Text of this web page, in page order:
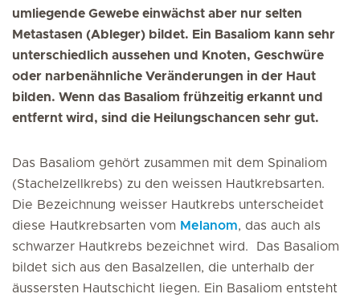
umliegende Gewebe einwächst aber nur selten
Metastasen (Ableger) bildet. Ein Basaliom kann sehr
unterschiedlich aussehen und Knoten, Geschwüre
oder narbenähnliche Veränderungen in der Haut
bilden. Wenn das Basaliom frühzeitig erkannt und
entfernt wird, sind die Heilungschancen sehr gut.
Das Basaliom gehört zusammen mit dem Spinaliom
(Stachelzellkrebs) zu den weissen Hautkrebsarten.
Die Bezeichnung weisser Hautkrebs unterscheidet
diese Hautkrebsarten vom Melanom, das auch als
schwarzer Hautkrebs bezeichnet wird. Das Basaliom
bildet sich aus den Basalzellen, die unterhalb der
äussersten Hautschicht liegen. Ein Basaliom entsteht